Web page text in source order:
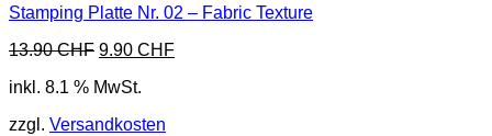
Stamping Platte Nr. 02 – Fabric Texture
13.90CHF Ursprünglicher
war:
9.90 CHFAktueller
inkl. 8.1 % MwSt.
zzgl. Versandkosten